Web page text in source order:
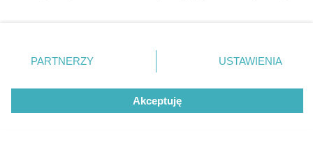
Gliwice
prywatności znajdujący się w lewym dolnym rogu strony
. Niektóre rodzaje przetwarzania danych nie wymagają
zgody użytkownika, ale masz prawo sprzeciwić się
takiemu przetwarzaniu. Preferencje będą miały
zastosowania tylko na tej witrynie.
PARTNERZY USTAWIENIA
Akceptuję